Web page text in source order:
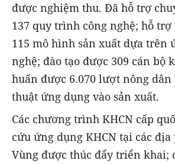
được nghiệm thu. Đã hỗ trợ
137 quy trình công nghệ; hỗ
115 mô hình sản xuất dựa trên
nghệ; đào tạo được 309 cán bộ
huấn được 6.070 lượt nông
thuật ứng dụng vào sản xuất.
Các chương trình KHCN cấp
cứu ứng dụng KHCN tại các
Vùng được thúc đẩy triển khai;